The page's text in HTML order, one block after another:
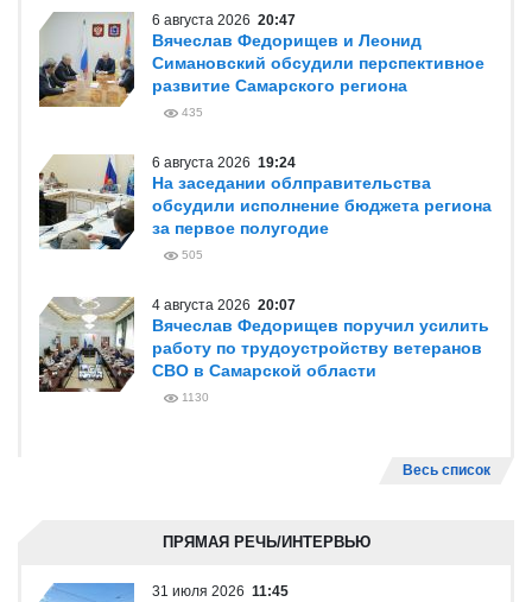
6 августа 2026 20:47
Вячеслав Федорищев и Леонид
Симановский обсудили перспективное
развитие Самарского региона
435
6 августа 2026 19:24
На заседании облправительства
обсудили исполнение бюджета региона
за первое полугодие
505
4 августа 2026 20:07
Вячеслав Федорищев поручил усилить
работу по трудоустройству ветеранов
СВО в Самарской области
1130
Весь список
ПРЯМАЯ РЕЧЬ/ИНТЕРВЬЮ
31 июля 2026 11:45